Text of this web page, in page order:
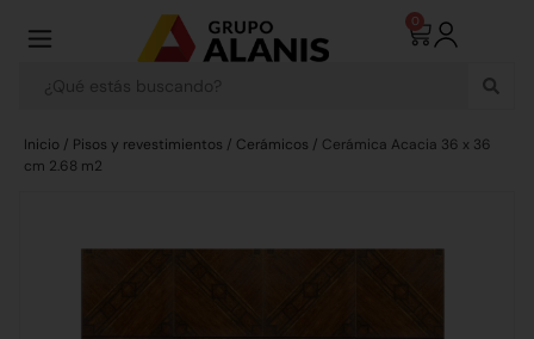
0
Inicio / Pisos y revestimientos / Cerámicos / Cerámica Acacia 36 x 36
cm 2.68 m2